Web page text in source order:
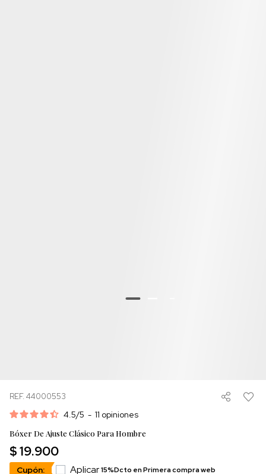
REF. 44000553
4.5/5 - 11 opiniones
Bóxer De Ajuste Clásico Para Hombre
$ 19.900
Cupón: Aplicar15%Dcto en Primera compra web